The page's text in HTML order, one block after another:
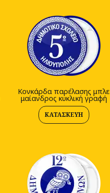
Κονκάρδα παρέλασης μπλε
μαίανδρος κυκλική γραφή
ΚΑΤΑΣΚΕΥΉ